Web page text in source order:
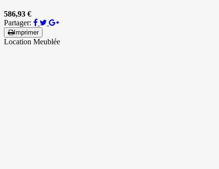
586,93 €
Partager:
Imprimer
Location Meublée